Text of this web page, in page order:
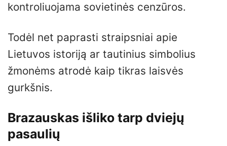
kontroliuojama sovietinės cenzūros.
Todėl net paprasti straipsniai apie
Lietuvos istoriją ar tautinius simbolius
žmonėms atrodė kaip tikras laisvės
gurkšnis.
Brazauskas išliko tarp dviejų
pasaulių